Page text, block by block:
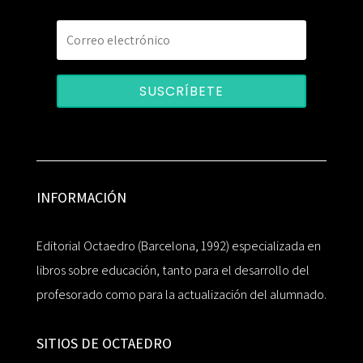
SUSCRÍBETE
INFORMACIÓN
Editorial Octaedro (Barcelona, 1992) especializada en
libros sobre educación, tanto para el desarrollo del
profesorado como para la actualización del alumnado.
SITIOS DE OCTAEDRO